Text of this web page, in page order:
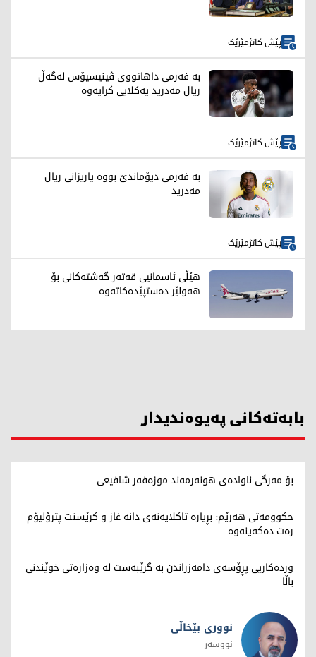
پێش کاتژمێرێک
بە فەرمی داهاتووی ڤینیسیۆس لەگەڵ
ریال مەدرید یەکلایی کرایەوە
پێش کاتژمێرێک
بە فەرمی دیۆماندێ بووە یاریزانی ریال
مەدرید
پێش کاتژمێرێک
هێڵی ئاسمانیی قەتەر گەشتەکانی بۆ
هەولێر دەستپێدەکاتەوە
بابەتەکانی پەیوەندیدار
بۆ مەرگی ناوادەی هونەرمەند موزەفەر شافیعی
حکوومەتی هەرێم: بڕیارە تاکلایەنەی دانە غاز و کرێسنت پترۆلیۆم
رەت دەکەینەوە
وردەکاریی پڕۆسەی دامەزراندن بە گرێبەست لە وەزارەتی خوێندنی
باڵا
نووری بێخاڵی
نووسەر